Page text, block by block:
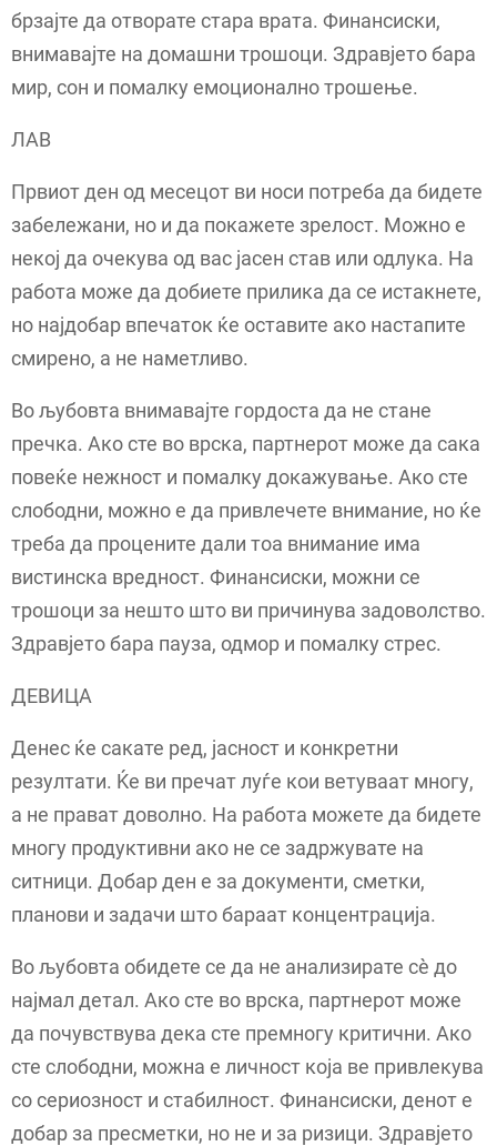
брзајте да отворате стара врата. Финансиски,
внимавајте на домашни трошоци. Здравјето бара
мир, сон и помалку емоционално трошење.
ЛАВ
Првиот ден од месецот ви носи потреба да бидете
забележани, но и да покажете зрелост. Можно е
некој да очекува од вас јасен став или одлука. На
работа може да добиете прилика да се истакнете,
но најдобар впечаток ќе оставите ако настапите
смирено, а не наметливо.
Во љубовта внимавајте гордоста да не стане
пречка. Ако сте во врска, партнерот може да сака
повеќе нежност и помалку докажување. Ако сте
слободни, можно е да привлечете внимание, но ќе
треба да процените дали тоа внимание има
вистинска вредност. Финансиски, можни се
трошоци за нешто што ви причинува задоволство.
Здравјето бара пауза, одмор и помалку стрес.
ДЕВИЦА
Денес ќе сакате ред, јасност и конкретни
резултати. Ќе ви пречат луѓе кои ветуваат многу,
а не прават доволно. На работа можете да бидете
многу продуктивни ако не се задржувате на
ситници. Добар ден е за документи, сметки,
планови и задачи што бараат концентрација.
Во љубовта обидете се да не анализирате сè до
најмал детал. Ако сте во врска, партнерот може
да почувствува дека сте премногу критични. Ако
сте слободни, можна е личност која ве привлекува
со сериозност и стабилност. Финансиски, денот е
добар за пресметки, но не и за ризици. Здравјето